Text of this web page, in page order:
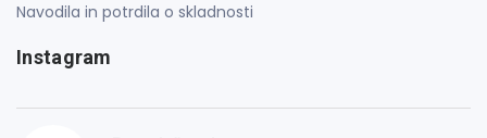
Navodila in potrdila o skladnosti
Instagram